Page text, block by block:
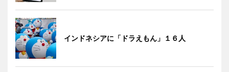
インドネシアに「ドラえもん」１６人